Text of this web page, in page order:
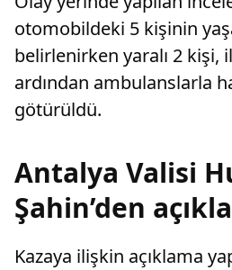
otomobildeki 5 kişinin
belirlenirken yaralı 2 kişi,
ardından ambulanslarla
götürüldü.
Antalya Valisi
Şahin’den
Kazaya ilişkin açıklama